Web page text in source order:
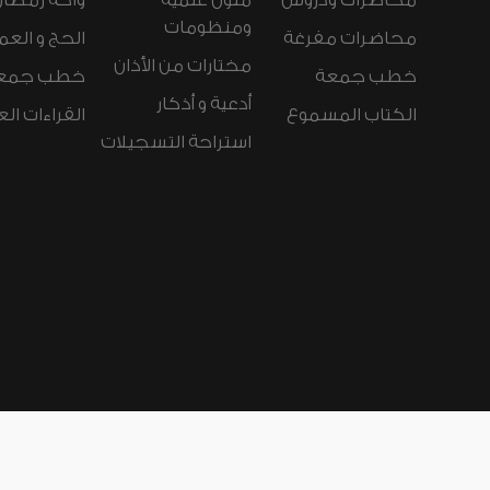
محاضرات مفرغة
خطب جمعة
الكتاب المسموع
ومنظومات
مختارات من الأذان
أدعية و أذكار
استراحة التسجيلات
الحج و
خطب
القراءات